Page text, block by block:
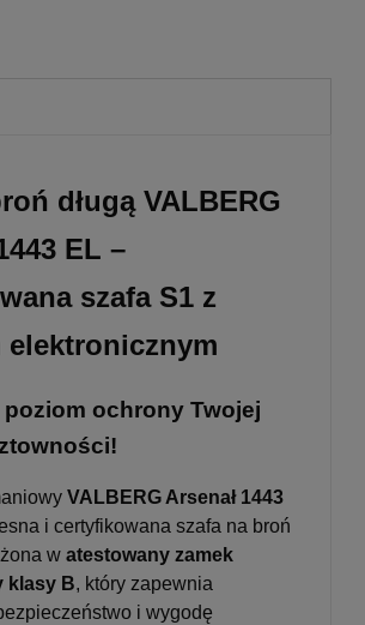
długą VALBERG
EL –
szafa S1 z
elektronicznym
ochrony Twojej
VALBERG Arsenał 1443
i certyfikowana szafa na broń
w atestowany zamek
klasy B, który zapewnia
i wygodę